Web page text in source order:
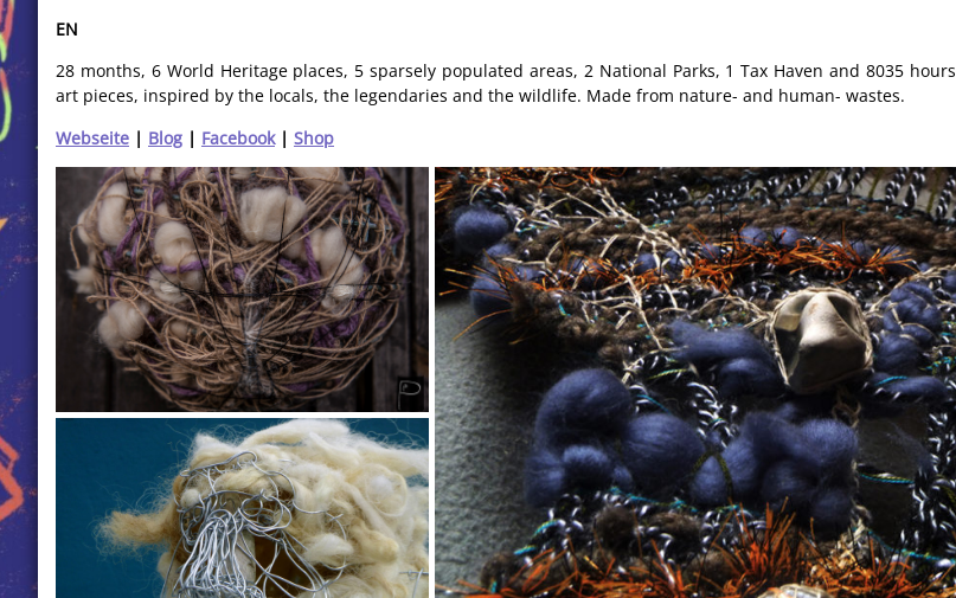
EN
28 months, 6 World Heritage places, 5 sparsely populated areas, 2 National Parks, 1 Tax Haven and 8035
art pieces, inspired by the locals, the legendaries and the wildlife. Made from nature- and human- wastes.
Webseite | Blog | Facebook| Shop